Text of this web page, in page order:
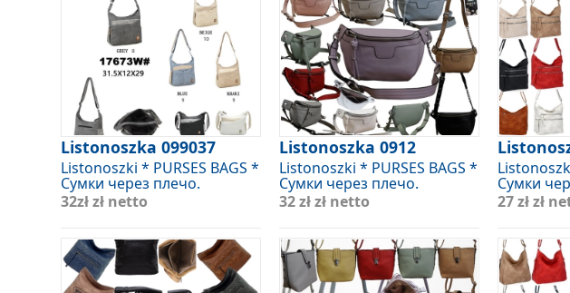
Listonoszka 099037
Listonoszki * PURSES BAGS *
Сумки через плечо.
32złzł netto
Listonoszka 0912
Listonoszki * PURSES BAGS *
Сумки через плечо.
32 złzł netto
Сумки
27 złzł